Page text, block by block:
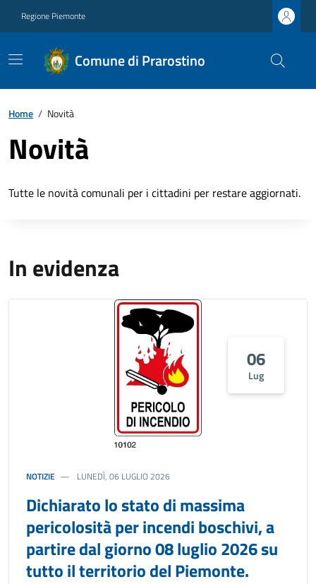
Regione Piemonte
Comune di Prarostino
Home / Novità
Novità
Tutte le novità comunali per i cittadini per restare aggiornati.
In evidenza
06
Lug
NOTIZIE LUNEDÌ, 06 LUGLIO 2026
Dichiarato lo stato di massima
pericolosità per incendi boschivi, a
partire dal giorno 08 luglio 2026 su
tutto il territorio del Piemonte.